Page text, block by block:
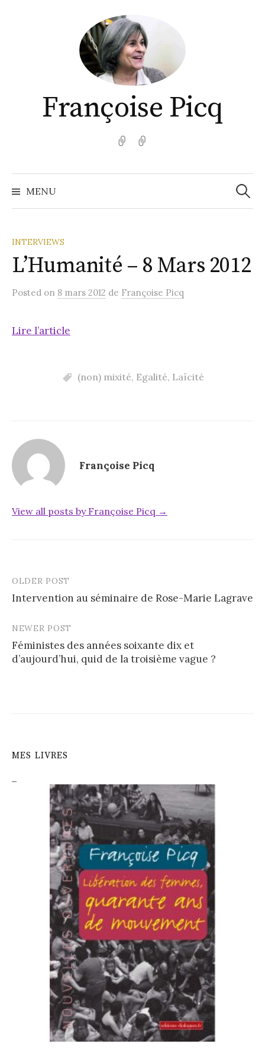
Françoise Picq
English
MENU
INTERVIEWS
L’Humanité – 8 Mars 2012
Posted on 8 mars 2012 de Françoise Picq
Lire l’article
(non) mixité, Egalité, Laïcité
Françoise Picq
View all posts by Françoise Picq →
Post
navigation
OLDER POST
Intervention au séminaire de Rose-Marie Lagrave
NEWER POST
Féministes des années soixante dix et
d’aujourd’hui, quid de la troisième vague ?
MES LIVRES